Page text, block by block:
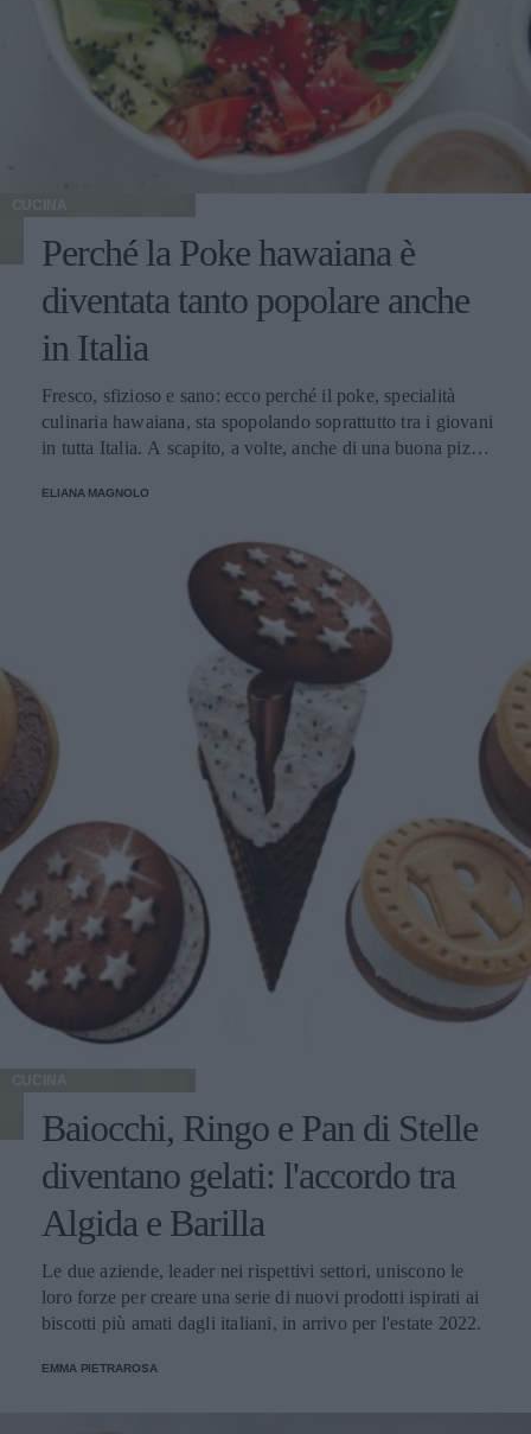
CUCINA
Perché la Poke hawaiana è
diventata tanto popolare anche
in Italia
Fresco, sfizioso e sano: ecco perché il poke, specialità
culinaria hawaiana, sta spopolando soprattutto tra i giovani
in tutta Italia. A scapito, a volte, anche di una buona pizza.
ELIANA MAGNOLO
CUCINA
Baiocchi, Ringo e Pan di Stelle
diventano gelati: l'accordo tra
Algida e Barilla
Le due aziende, leader nei rispettivi settori, uniscono le
loro forze per creare una serie di nuovi prodotti ispirati ai
biscotti più amati dagli italiani, in arrivo per l'estate 2022.
EMMA PIETRAROSA